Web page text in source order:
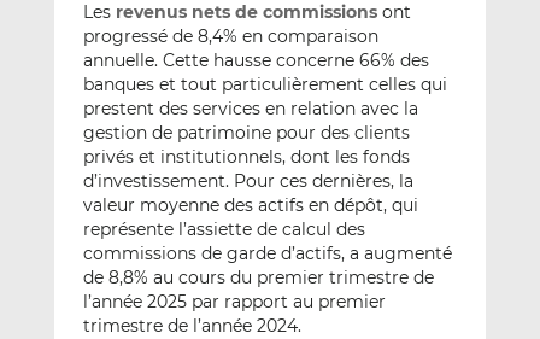
Les revenus nets de commissionsont
progressé de 8,4% en comparaison
annuelle. Cette hausse concerne 66% des
banques et tout particulièrement celles qui
prestent des services en relation avec la
gestion de patrimoine pour des clients
privés et institutionnels, dont les fonds
d’investissement. Pour ces dernières, la
valeur moyenne des actifs en dépôt, qui
représente l’assiette de calcul des
commissions de garde d’actifs, a augmenté
de 8,8% au cours du premier trimestre de
l’année 2025 par rapport au premier
trimestre de l’année 2024.